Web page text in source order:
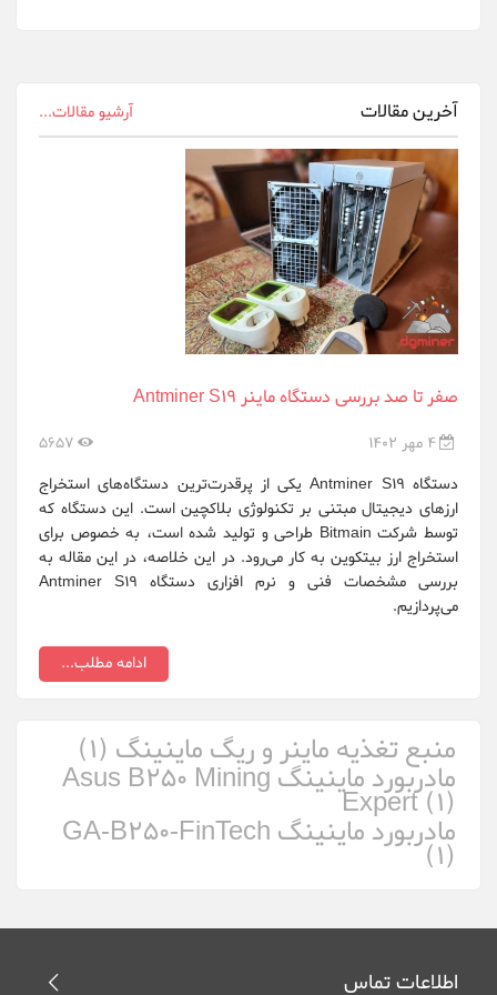
Ningbo Sheng...
Nvidia
Obelisk
Onda OEM
Raspberrypi.org
XFX
ایرانسل ZTE
هایو سیستم ع...
آخرین مقالات آرشیو مقالات...
صفر تا صد بررسی دستگاه ماینر Antminer S19
4 مهر 1402
5657
دستگاه Antminer S19 یکی از پرقدرت‌ترین دستگاه‌های استخراج
ارزهای دیجیتال مبتنی بر تکنولوژی بلاکچین است. این دستگاه که
توسط شرکت Bitmain طراحی و تولید شده است، به خصوص برای
استخراج ارز بیتکوین به کار می‌رود. در این خلاصه، در این مقاله به
بررسی مشخصات فنی و نرم افزاری دستگاه Antminer S19
می‌پردازیم.
ادامه مطلب...
منبع تغذیه ماینر و ریگ ماینینگ (1)
مادربورد ماینینگ Asus B250 Mining
Expert (1)
مادربورد ماینینگ GA-B250-FinTech
(1)
اطلاعات تماس